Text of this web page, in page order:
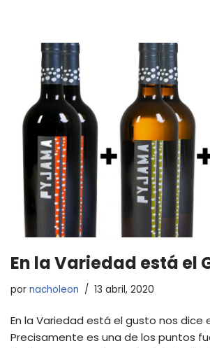
En la Variedad está el
por nacholeon 13 abril, 2020
En la Variedad está el gusto nos dice
Precisamente es una de los puntos